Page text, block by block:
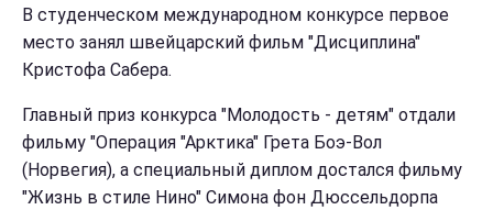
В студенческом международном конкурсе первое
место занял швейцарский фильм "Дисциплина"
Кристофа Сабера.
Главный приз конкурса "Молодость - детям" отдали
фильму "Операция "Арктика" Грета Боэ-Вол
(Норвегия), а специальный диплом достался фильму
"Жизнь в стиле Нино" Симона фон Дюссельдорпа